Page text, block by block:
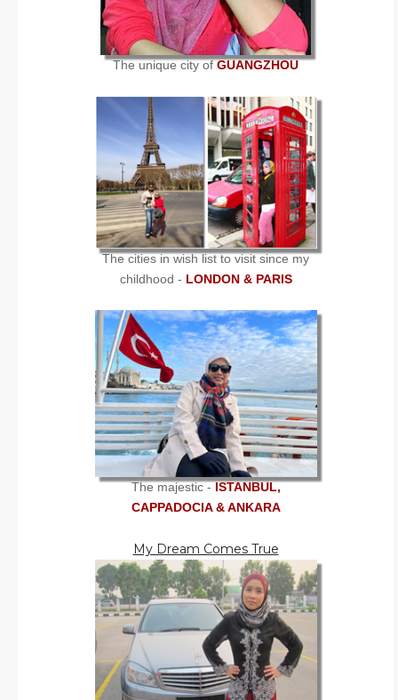
The unique city ofGUANGZHOU
The cities in wish list to visit since my
childhood - LONDON & PARIS
The majestic -ISTANBUL,
CAPPADOCIA & ANKARA
My Dream Comes True